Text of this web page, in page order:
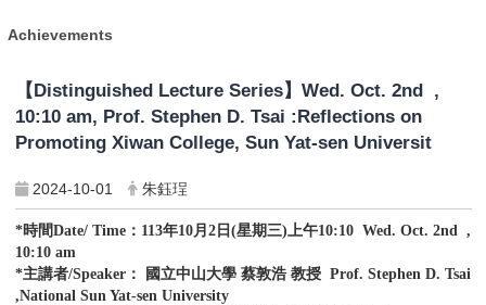
Achievements
【Distinguished Lecture Series】Wed. Oct. 2nd ,
10:10 am, Prof. Stephen D. Tsai :Reflections on
Promoting Xiwan College, Sun Yat-sen Universit
2024-10-01 朱鈺珵
*時間Date/ Time：113年10月2日(星期三)上午10:10 Wed. Oct. 2nd ,
10:10 am
*主講者/Speaker： 國立中山大學 蔡敦浩 教授 Prof. Stephen D. Tsai
,National Sun Yat-sen University